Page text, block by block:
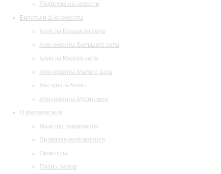
Подписка на новости
Билеты и абонементы
Билеты Большого зала
Абонементы Большого зала
Билеты Малого зала
Абонементы Малого зала
Как купить билет
Абонементы Музитория
О филармонии
Маэстро Темирканов
Правовая информация
Оркестры
Планы залов